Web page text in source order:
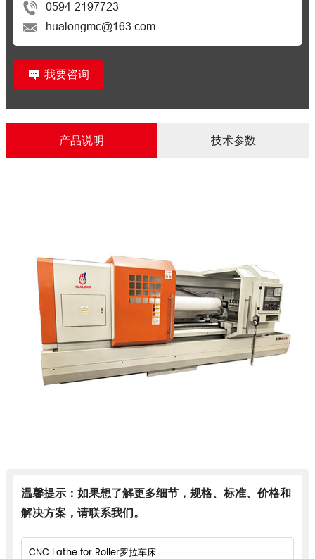
0594-2197723
hualongmc@163.com
我要咨询
产品说明 技术参数
温馨提示：如果想了解更多细节，规格、标准、价格和
解决方案，请联系我们。